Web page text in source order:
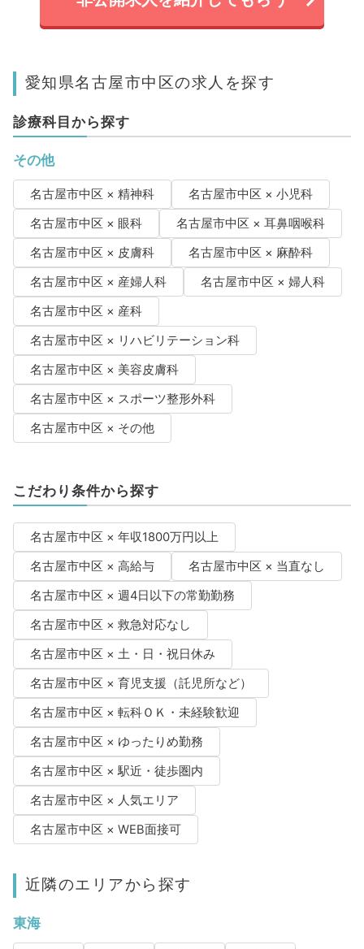
愛知県名古屋市中区の求人を探す
診療科目から探す
その他
名古屋市中区 × 精神科
名古屋市中区 × 小児科
名古屋市中区 × 眼科
名古屋市中区 × 耳鼻咽喉科
名古屋市中区 × 皮膚科
名古屋市中区 × 麻酔科
名古屋市中区 × 産婦人科
名古屋市中区 × 婦人科
名古屋市中区 × 産科
名古屋市中区 × リハビリテーション科
名古屋市中区 × 美容皮膚科
名古屋市中区 × スポーツ整形外科
名古屋市中区 × その他
こだわり条件から探す
名古屋市中区 × 年収1800万円以上
名古屋市中区 × 高給与
名古屋市中区 × 当直なし
名古屋市中区 × 週4日以下の常勤勤務
名古屋市中区 × 救急対応なし
名古屋市中区 × 土・日・祝日休み
名古屋市中区 × 育児支援（託児所など）
名古屋市中区 × 転科ＯＫ・未経験歓迎
名古屋市中区 × ゆったりめ勤務
名古屋市中区 × 駅近・徒歩圏内
名古屋市中区 × 人気エリア
名古屋市中区 × WEB面接可
近隣のエリアから探す
東海